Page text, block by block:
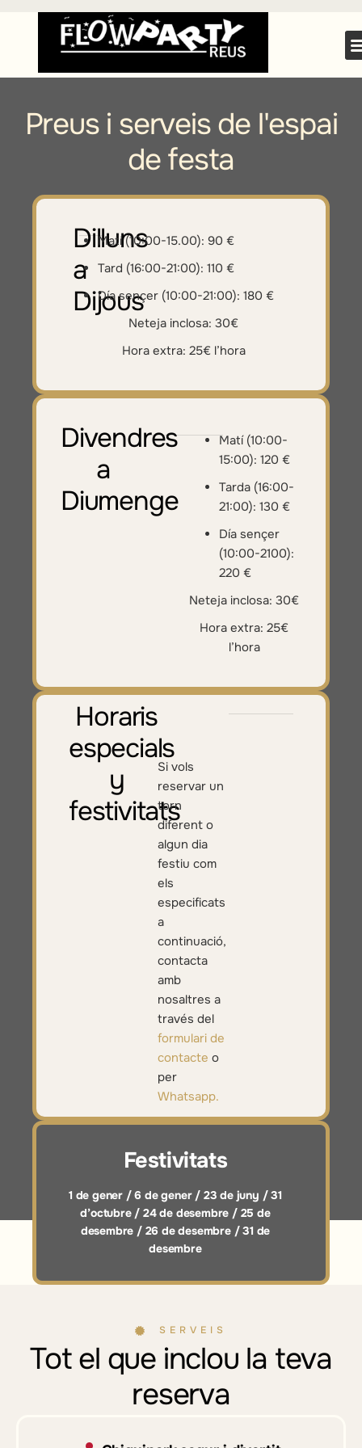
Preus i serveis de l'espai
de festa
Dilluns
a
Dijous
Matí (10:00-15.00): 90 €
Tard (16:00-21:00): 110 €
Día sençer (10:00-21:00): 180 €
Neteja inclosa: 30€
Hora extra: 25€ l’hora
Divendres
a
Diumenge
Matí (10:00-
15:00): 120 €
Tarda (16:00-
21:00): 130 €
Día sençer
(10:00-2100):
220 €
Neteja inclosa: 30€
Hora extra: 25€
l’hora
Horaris
especials
y
festivitats
Si vols
reservar un
torn
diferent o
algun dia
festiu com
els
especificats
a
continuació,
contacta
amb
nosaltres a
través del
formulari de
contacte o
per
Whatsapp.
Festivitats
1 de gener / 6 de gener / 23 de juny / 31
d’octubre / 24 de desembre / 25 de
desembre / 26 de desembre / 31 de
desembre
SERVEIS
Tot el que inclou la teva
reserva